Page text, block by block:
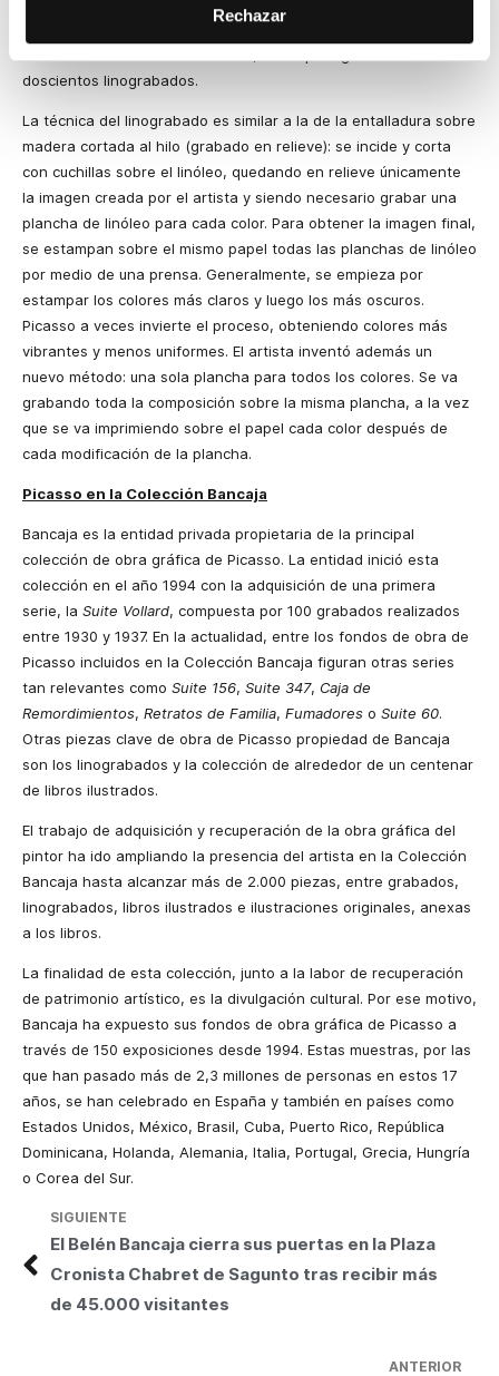
Rechazar
doscientos linograbados.
La técnica del linograbado es similar a la de la entalladura sobre
madera cortada al hilo (grabado en relieve): se incide y corta
con cuchillas sobre el linóleo, quedando en relieve únicamente
la imagen creada por el artista y siendo necesario grabar una
plancha de linóleo para cada color. Para obtener la imagen final,
se estampan sobre el mismo papel todas las planchas de linóleo
por medio de una prensa. Generalmente, se empieza por
estampar los colores más claros y luego los más oscuros.
Picasso a veces invierte el proceso, obteniendo colores más
vibrantes y menos uniformes. El artista inventó además un
nuevo método: una sola plancha para todos los colores. Se va
grabando toda la composición sobre la misma plancha, a la vez
que se va imprimiendo sobre el papel cada color después de
cada modificación de la plancha.
Picasso en la Colección Bancaja
Bancaja es la entidad privada propietaria de la principal
colección de obra gráfica de Picasso. La entidad inició esta
colección en el año 1994 con la adquisición de una primera
serie, la Suite Vollard, compuesta por 100 grabados realizados
entre 1930 y 1937. En la actualidad, entre los fondos de obra de
Picasso incluidos en la Colección Bancaja figuran otras series
tan relevantes como Suite 156, Suite 347, Caja de
Remordimientos, Retratos de Familia, Fumadores o Suite 60.
Otras piezas clave de obra de Picasso propiedad de Bancaja
son los linograbados y la colección de alrededor de un centenar
de libros ilustrados.
El trabajo de adquisición y recuperación de la obra gráfica del
pintor ha ido ampliando la presencia del artista en la Colección
Bancaja hasta alcanzar más de 2.000 piezas, entre grabados,
linograbados, libros ilustrados e ilustraciones originales, anexas
a los libros.
La finalidad de esta colección, junto a la labor de recuperación
de patrimonio artístico, es la divulgación cultural. Por ese motivo,
Bancaja ha expuesto sus fondos de obra gráfica de Picasso a
través de 150 exposiciones desde 1994. Estas muestras, por las
que han pasado más de 2,3 millones de personas en estos 17
años, se han celebrado en España y también en países como
Estados Unidos, México, Brasil, Cuba, Puerto Rico, República
Dominicana, Holanda, Alemania, Italia, Portugal, Grecia, Hungría
o Corea del Sur.
ANTERIOR
SIGUIENTE
El Belén Bancaja cierra sus puertas en la Plaza
Cronista Chabret de Sagunto tras recibir más
de 45.000 visitantes